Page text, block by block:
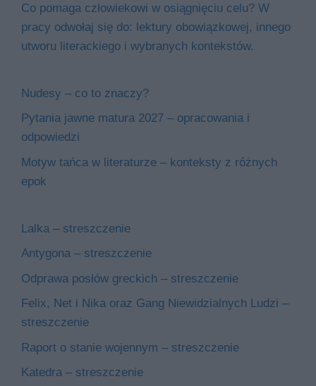
Co pomaga człowiekowi w osiągnięciu celu? W
pracy odwołaj się do: lektury obowiązkowej, innego
utworu literackiego i wybranych kontekstów.
Nudesy – co to znaczy?
Pytania jawne matura 2027 – opracowania i
odpowiedzi
Motyw tańca w literaturze – konteksty z różnych
epok
Lalka – streszczenie
Antygona – streszczenie
Odprawa posłów greckich – streszczenie
Felix, Net i Nika oraz Gang Niewidzialnych Ludzi –
streszczenie
Raport o stanie wojennym – streszczenie
Katedra – streszczenie